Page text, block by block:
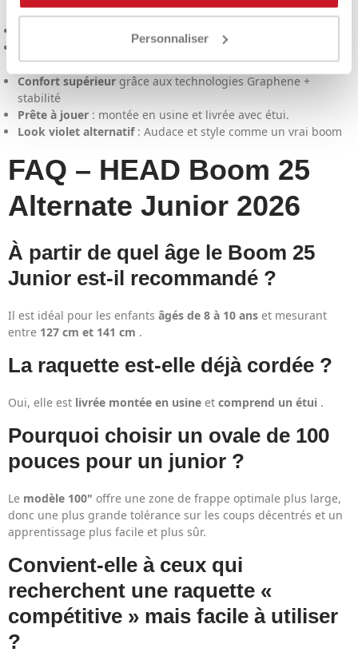
Personnaliser
: 230 g pour une maniabilité maximale
grâce à une tête de 100 pouces et une
zone de frappe optimale généreuse.
Confort supérieur grâce aux technologies Graphene +
stabilité
Prête à jouer : montée en usine et livrée avec étui.
Look violet alternatif: Audace et style comme un vrai boom
FAQ – HEAD Boom 25
Alternate Junior 2026
À partir de quel âge le Boom 25
Junior est-il recommandé ?
Il est idéal pour les enfants âgés de 8 à 10 ans et mesurant
entre 127 cm et 141 cm .
La raquette est-elle déjà cordée ?
Oui, elle est livrée montée en usine et comprend un étui .
Pourquoi choisir un ovale de 100
pouces pour un junior ?
Le modèle 100" offre une zone de frappe optimale plus large,
donc une plus grande tolérance sur les coups décentrés et un
apprentissage plus facile et plus sûr.
Convient-elle à ceux qui
recherchent une raquette «
compétitive » mais facile à utiliser
?